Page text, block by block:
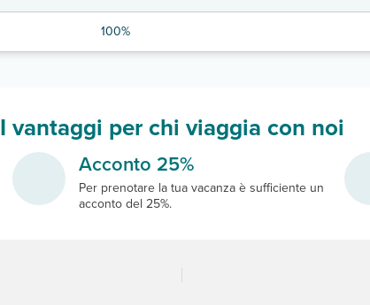
100%
I vantaggi per chi viaggia con noi
Acconto 25%
Per prenotare la tua vacanza è sufficiente un
acconto del 25%.